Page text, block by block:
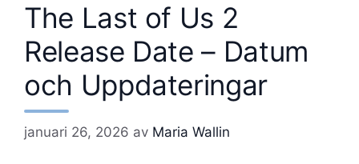
The Last of Us 2
Release Date – Datum
och Uppdateringar
januari 26, 2026 av Maria Wallin